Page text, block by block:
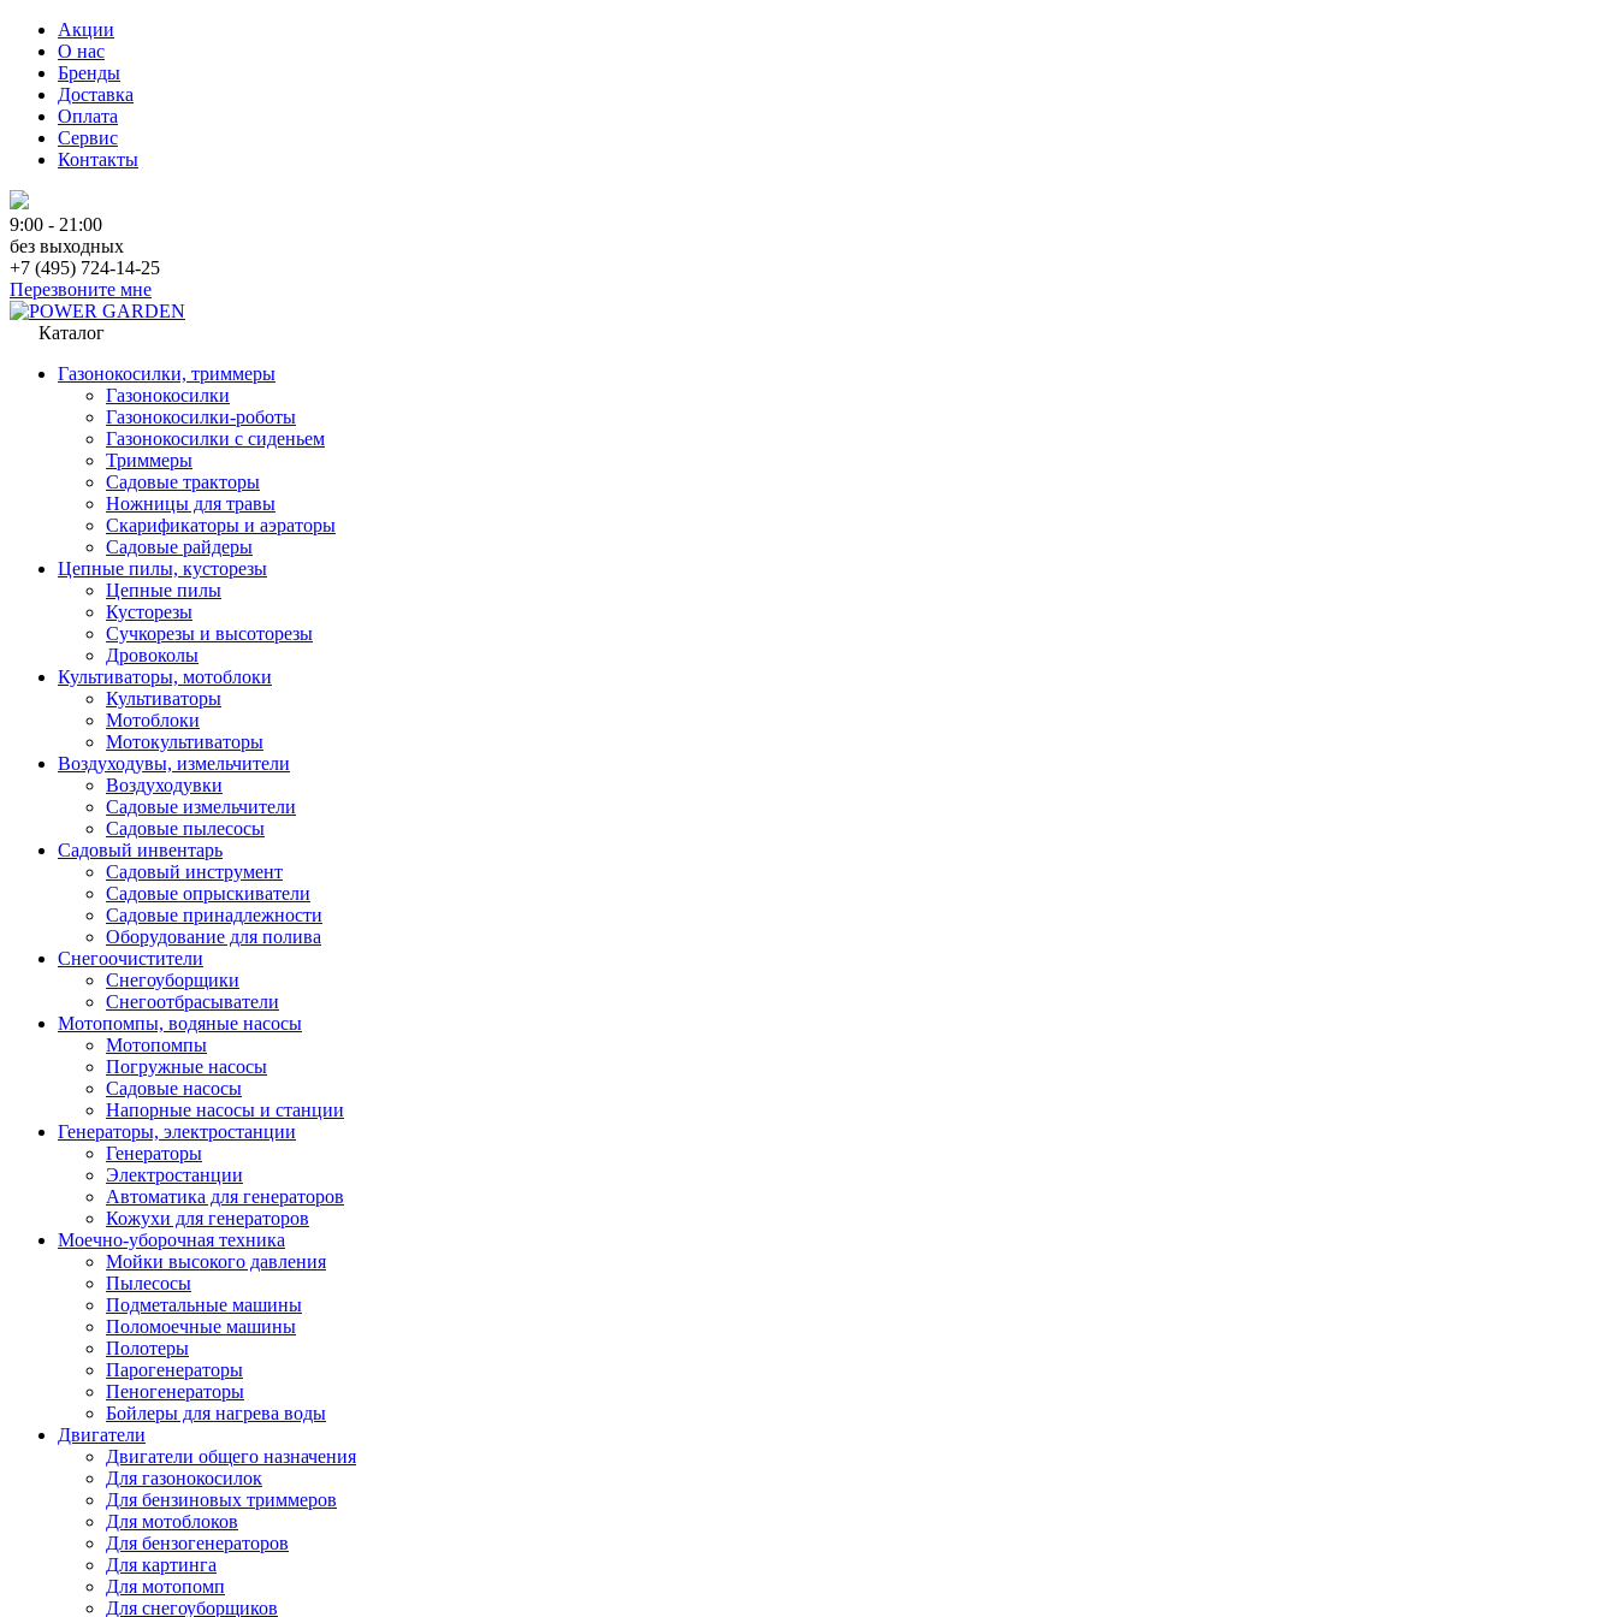
Акции
О нас
Бренды
Доставка
Оплата
Сервис
Контакты
9:00 - 21:00
без выходных
+7 (495) 724-14-25
Перезвоните мне
Каталог
Газонокосилки, триммеры
Газонокосилки
Газонокосилки-роботы
Газонокосилки с сиденьем
Триммеры
Садовые тракторы
Ножницы для травы
Скарификаторы и аэраторы
Садовые райдеры
Цепные пилы, кусторезы
Цепные пилы
Кусторезы
Сучкорезы и высоторезы
Дровоколы
Культиваторы, мотоблоки
Культиваторы
Мотоблоки
Мотокультиваторы
Воздуходувы, измельчители
Воздуходувки
Садовые измельчители
Садовые пылесосы
Садовый инвентарь
Садовый инструмент
Садовые опрыскиватели
Садовые принадлежности
Оборудование для полива
Снегоочистители
Снегоуборщики
Снегоотбрасыватели
Мотопомпы, водяные насосы
Мотопомпы
Погружные насосы
Садовые насосы
Напорные насосы и станции
Генераторы, электростанции
Генераторы
Электростанции
Автоматика для генераторов
Кожухи для генераторов
Моечно-уборочная техника
Мойки высокого давления
Пылесосы
Подметальные машины
Поломоечные машины
Полотеры
Парогенераторы
Пеногенераторы
Бойлеры для нагрева воды
Двигатели
Двигатели общего назначения
Для газонокосилок
Для бензиновых триммеров
Для мотоблоков
Для бензогенераторов
Для картинга
Для мотопомп
Для снегоуборщиков